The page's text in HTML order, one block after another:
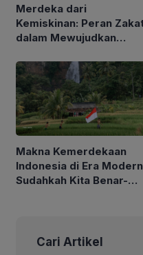
Merdeka dari
Kemiskinan: Peran
dalam Mewujudkan
Sejahtera
Makna Kemerdekaan
Indonesia di Era
Sudahkah Kita Benar-
Cari Artikel